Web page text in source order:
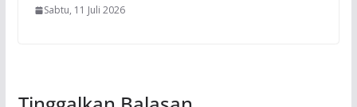
Sabtu, 11 Juli 2026